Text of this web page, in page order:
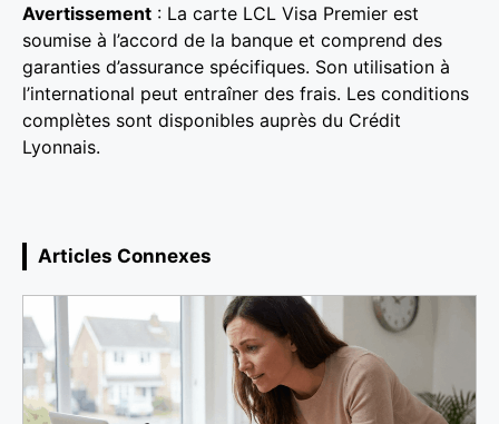
Avertissement : La carte LCL Visa Premier est
soumise à l’accord de la banque et comprend des
garanties d’assurance spécifiques. Son utilisation à
l’international peut entraîner des frais. Les conditions
complètes sont disponibles auprès du Crédit
Lyonnais.
Articles Connexes